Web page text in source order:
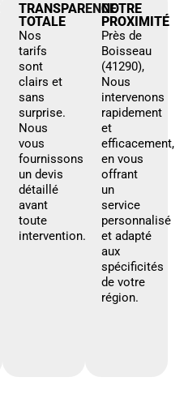
TRANSPARENCE
TOTALE
Nos
tarifs
sont
clairs et
sans
surprise.
Nous
vous
fournissons
un devis
détaillé
avant
toute
intervention.
NOTRE
PROXIMITÉ
Près de
Boisseau
(41290),
Nous
intervenons
rapidement
et
efficacement,
en vous
offrant
un
service
personnalisé
et adapté
aux
spécificités
de votre
région.